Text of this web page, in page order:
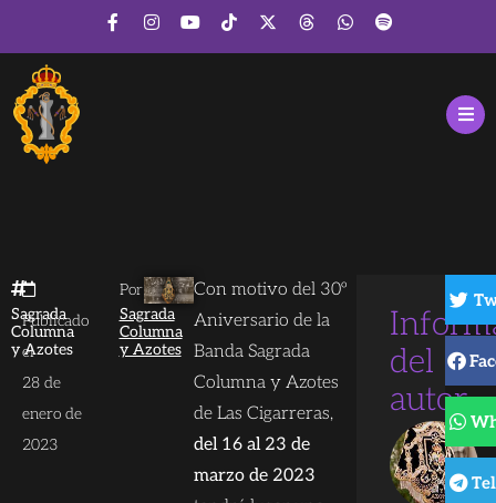
Sagrada
Columna
y Azotes
Publicado
el
28 de
enero de
2023
Por
Sagrada
Columna
y Azotes
Con motivo del 30º
Aniversario de la
Banda Sagrada
Columna y Azotes
de Las Cigarreras,
del 16 al 23 de
marzo de 2023
del
autor